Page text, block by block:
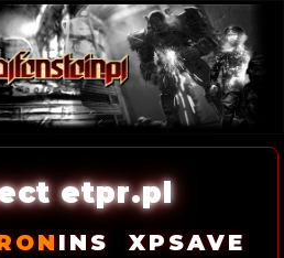
etpr.pl
INS XPSAVE